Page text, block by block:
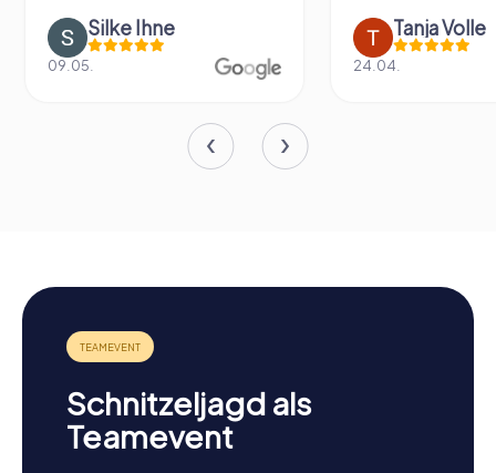
Tanja Volle
24.04.
Vivienne
20.09.
Schnitzeljagd als
Teamevent